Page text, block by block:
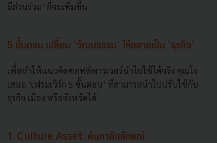
มีส่วนร่วม’ ก็จะเพิ่มขึ้น
5 ขั้นตอน เปลี่ยน ‘วัฒนธรรม’ ให้กลายเป็น ‘ธุรกิจ’
เพื่อทำให้แนวคิดซอฟต์พาวเวอร์นำไปใช้ได้จริง คุณโจ
เสนอ ‘เฟรมเวิร์ก 5 ขั้นตอน’ ที่สามารถนำไปปรับใช้กับ
ธุรกิจ เมือง หรือจังหวัดได้
1. Culture Asset: ค้นหาอัตลักษณ์